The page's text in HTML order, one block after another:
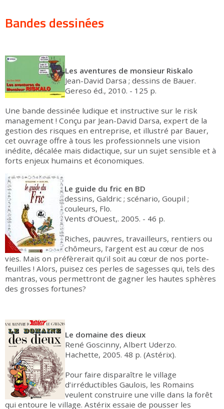
Bandes dessinées
Les aventures de monsieur Riskalo
Jean-David Darsa ; dessins de Bauer.
Gereso éd., 2010. - 125 p.
Une bande dessinée ludique et instructive sur le risk
management ! Conçu par Jean-David Darsa, expert de la
gestion des risques en entreprise, et illustré par Bauer,
cet ouvrage offre à tous les professionnels une vision
inédite, décalée mais didactique, sur un sujet sensible et à
forts enjeux humains et économiques.
Le guide du fric en BD
dessins, Galdric ; scénario, Goupil ;
couleurs, Flo.
Vents d’Ouest,. 2005. - 46 p.
Riches, pauvres, travailleurs, rentiers ou
chômeurs, l’argent est au cœur de nos
vies. Mais on préfèrerait qu’il soit au cœur de nos porte-
feuilles ! Alors, puisez ces perles de sagesses qui, tels des
mantras, vous permettront de gagner les hautes sphères
des grosses fortunes?
Le domaine des dieux
René Goscinny, Albert Uderzo.
Hachette, 2005. 48 p. (Astérix).
Pour faire disparaître le village
d’irréductibles Gaulois, les Romains
veulent construire une ville dans la forêt
qui entoure le village. Astérix essaie de pousser les